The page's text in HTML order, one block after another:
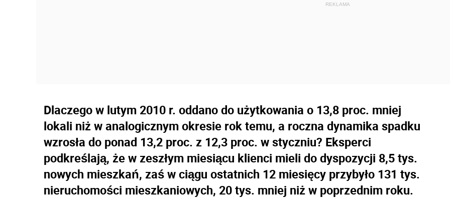
Dlaczego w lutym 2010 r. oddano do użytkowania o 13,8 proc. mniej
lokali niż w analogicznym okresie rok temu, a roczna dynamika spadku
wzrosła do ponad 13,2 proc. z 12,3 proc. w styczniu? Eksperci
podkreślają, że w zeszłym miesiącu klienci mieli do dyspozycji 8,5 tys.
nowych mieszkań, zaś w ciągu ostatnich 12 miesięcy przybyło 131 tys.
nieruchomości mieszkaniowych, 20 tys. mniej niż w poprzednim roku.